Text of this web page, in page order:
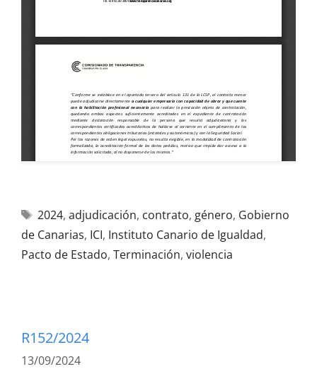
2024, adjudicación, contrato, género, Gobierno
de Canarias, ICI, Instituto Canario de Igualdad,
Pacto de Estado, Terminación, violencia
R152/2024
13/09/2024